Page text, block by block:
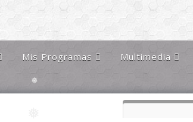
❅
Mis Programas
Astronomía Austral
Charla Austral
Multimedia
Documentos
Videos